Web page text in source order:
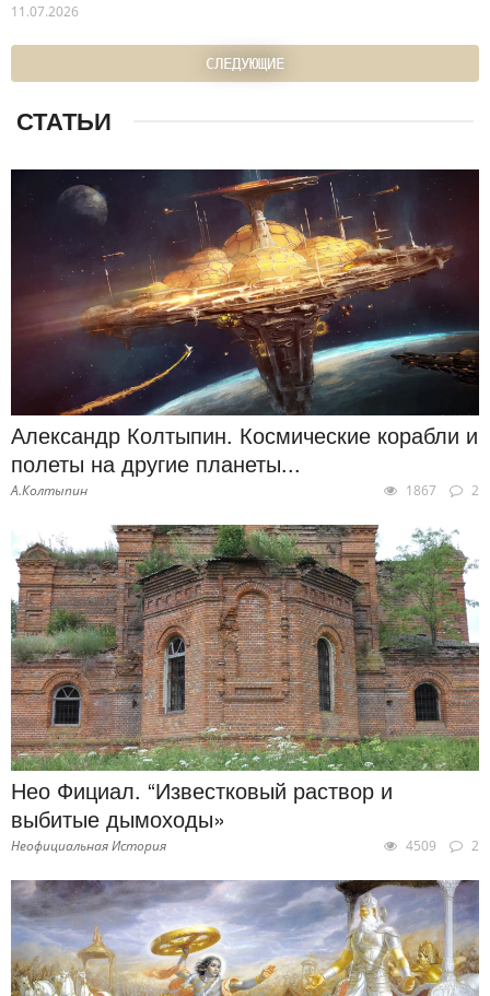
11.07.2026
СЛЕДУЮЩИЕ
СТАТЬИ
Александр Колтыпин. Космические корабли и
полеты на другие планеты...
А.Колтыпин 1867 2
Нео Фициал. “Известковый раствор и
выбитые дымоходы»
Неофициальная История 4509 2